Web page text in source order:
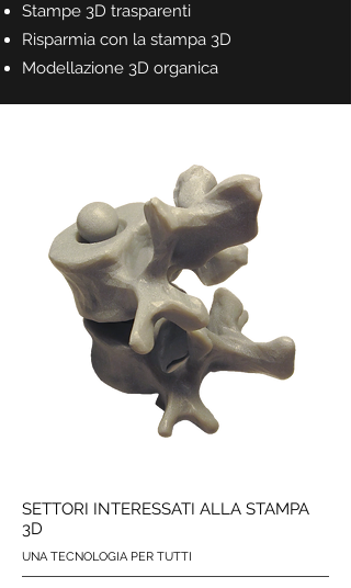
Stampe 3D trasparenti
Risparmia con la stampa 3D
Modellazione 3D organica​
SETTORI INTERESSATI ALLA STAMPA
3D
UNA TECNOLOGIA PER TUTTI